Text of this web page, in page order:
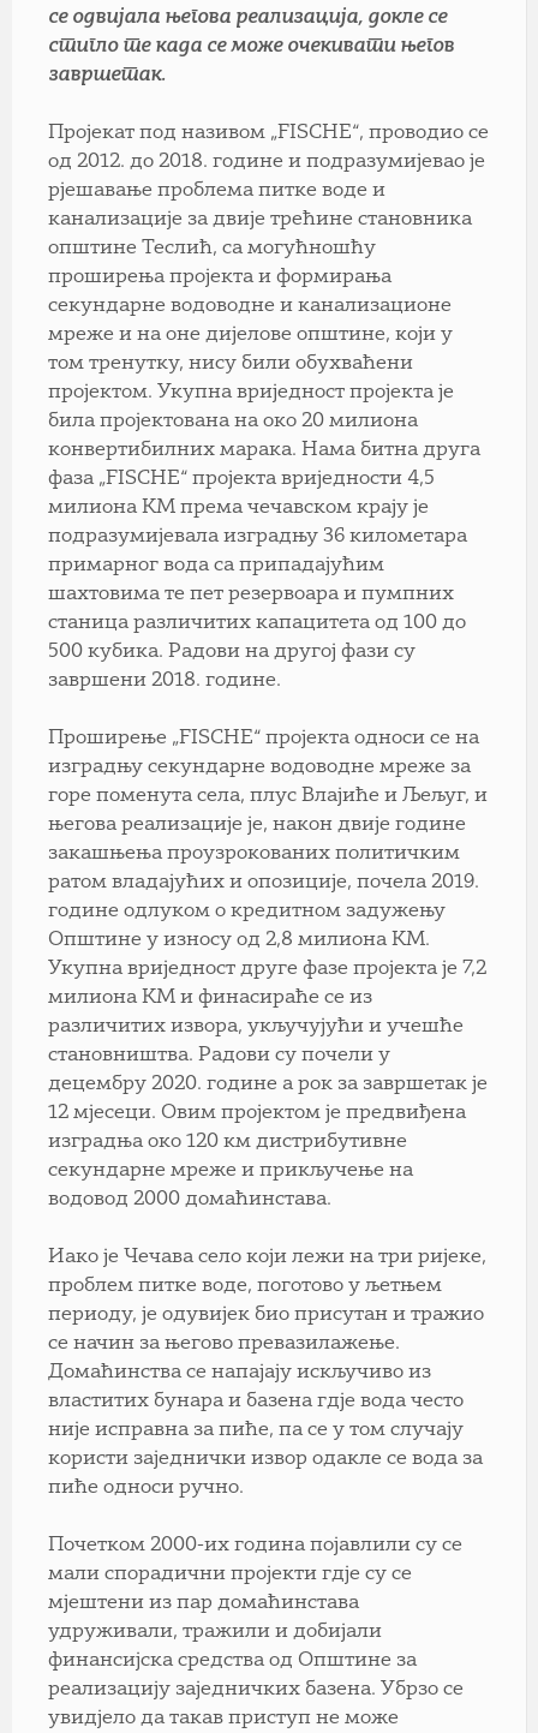
се одвијала његова реализација, докле се
стигло те када се може очекивати његов
завршетак.
Пројекат под називом „FISCHE“, проводио се
од 2012. до 2018. године и подразумијевао је
рјешавање проблема питке воде и
канализације за двије трећине становника
општине Теслић, са могућношћу
проширења пројекта и формирања
секундарне водоводне и канализационе
мреже и на оне дијелове општине, који у
том тренутку, нису били обухваћени
пројектом. Укупна вриједност пројекта је
била пројектована на око 20 милиона
конвертибилних марака. Нама битна друга
фаза „FISCHE“ пројекта вриједности 4,5
милиона КМ према чечавском крају је
подразумијевала изградњу 36 километара
примарног вода са припадајућим
шахтовима те пет резервоара и пумпних
станица различитих капацитета од 100 до
500 кубика. Радови на другој фази су
завршени 2018. године.
Проширење „FISCHE“ пројекта односи се на
изградњу секундарне водоводне мреже за
горе поменута села, плус Влајиће и Љељуг, и
његова реализације је, након двије године
закашњења проузрокованих политичким
ратом владајућих и опозиције, почела 2019.
године одлуком о кредитном задужењу
Општине у износу од 2,8 милиона КМ.
Укупна вриједност друге фазе пројекта је 7,2
милиона КМ и финасираће се из
различитих извора, укључујући и учешће
становништва. Радови су почели у
децембру 2020. године а рок за завршетак је
12 мјесеци. Овим пројектом је предвиђена
изградња око 120 км дистрибутивне
секундарне мреже и прикључење на
водовод 2000 домаћинстава.
Иако је Чечава село који лежи на три ријеке,
проблем питке воде, поготово у љетњем
периоду, је одувијек био присутан и тражио
се начин за његово превазилажење.
Домаћинства се напајају искључиво из
властитих бунара и базена гдје вода често
није исправна за пиће, па се у том случају
користи заједнички извор одакле се вода за
пиће односи ручно.
Почетком 2000-их година појавлили су се
мали спорадични пројекти гдје су се
мјештени из пар домаћинстава
удруживали, тражили и добијали
финансијска средства од Општине за
реализацију заједничких базена. Убрзо се
увидјело да такав приступ не може